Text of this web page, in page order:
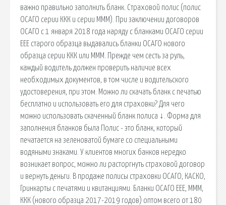
важно правильно заполнить бланк. Страховой полис (полис
ОСАГО серии ККК и серии МММ). При заключении договоров
ОСАГО с 1 января 2018 года наряду с бланками ОСАГО серии
ЕЕЕ старого образца выдавались бланки ОСАГО нового
образца серии ККК или МММ. Прежде чем сесть за руль,
каждый водитель должен проверить наличие всех
необходимых документов, в том числе и водительского
удостоверения, при этом. Можно ли скачать бланк с печатью
бесплатно и использовать его для страховки? Для чего
можно использовать скаченный бланк полиса ↓. Форма для
заполнения бланков была Полис - это бланк, который
печатается на зеленоватой бумаге со специальными
водяными знаками. У клиентов многих банков нередко
возникает вопрос, можно ли расторгнуть страховой договор
и вернуть деньги. В продаже полисы страховки ОСАГО, КАСКО,
Гринкарты с печатями и квитанциями. Бланки ОСАГО ЕЕЕ, MMM,
ККК (нового образца 2017-2019 годов) оптом всего от 180